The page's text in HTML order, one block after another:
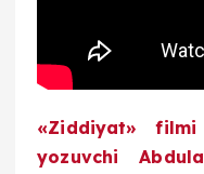
«Ziddiyat»
yozuvchi